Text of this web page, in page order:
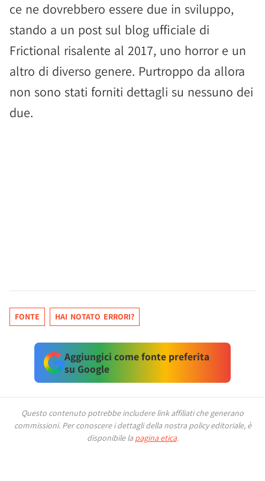
ce ne dovrebbero essere due in sviluppo,
stando a un post sul blog ufficiale di
Frictional risalente al 2017, uno horror e un
altro di diverso genere. Purtroppo da allora
non sono stati forniti dettagli su nessuno dei
due.
FONTE HAI NOTATO ERRORI?
Aggiungici come fonte preferita
su Google
Questo contenuto potrebbe includere link affiliati che generano
commissioni. Per conoscere i dettagli della nostra policy editoriale, è
disponibile la pagina etica.